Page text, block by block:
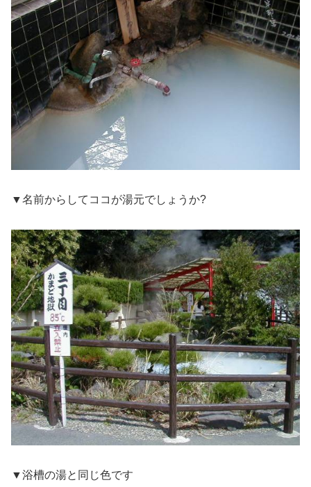
▼名前からしてココが湯元でしょうか?
▼浴槽の湯と同じ色です